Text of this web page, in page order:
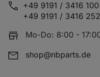
+49 9191 / 3416
+49 9191 / 3416
Mo-Do: 8:00 -
shop@nbparts.de